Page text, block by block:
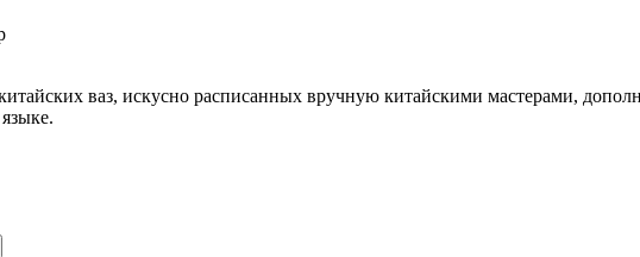
ваз, искусно расписанных вручную китайскими мастерами,